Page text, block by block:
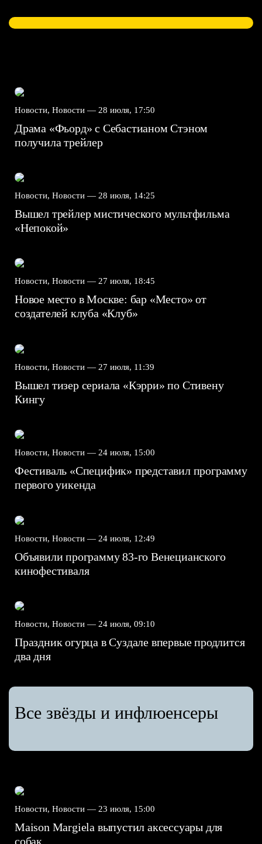
Новости, Новости — 28 июля, 17:50
Драма «Фьорд» с Себастианом Стэном
получила трейлер
Новости, Новости — 28 июля, 14:25
Вышел трейлер мистического мультфильма
«Непокой»
Новости, Новости — 27 июля, 18:45
Новое место в Москве: бар «Место» от
создателей клуба «Клуб»
Новости, Новости — 27 июля, 11:39
Вышел тизер сериала «Кэрри» по Стивену
Кингу
Новости, Новости — 24 июля, 15:00
Фестиваль «Специфик» представил программу
первого уикенда
Новости, Новости — 24 июля, 12:49
Объявили программу 83-го Венецианского
кинофестиваля
Новости, Новости — 24 июля, 09:10
Праздник огурца в Суздале впервые продлится
два дня
Все звёзды и инфлюенсеры
Новости, Новости — 23 июля, 15:00
Maison Margiela выпустил аксессуары для
собак